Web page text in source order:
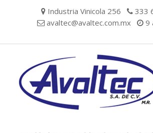
Industria Vinicola 256
333
avaltec@avaltec.com.mx
9